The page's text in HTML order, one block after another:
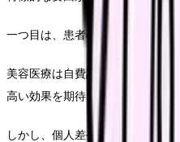
一つ目は、患者の期待値の高さで
美容医療は自費診療であり、高
高い効果を期待します。
しかし、個人差や身体的特性に